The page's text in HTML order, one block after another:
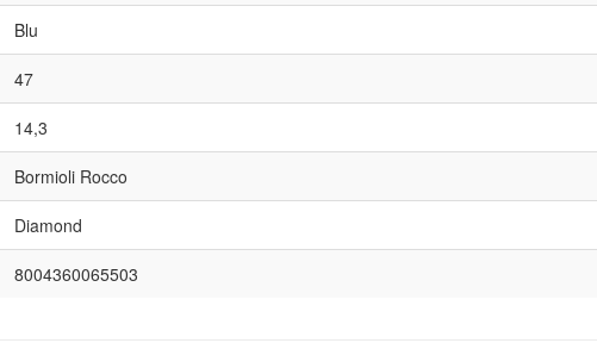
Blu
47
14,3
Bormioli Rocco
Diamond
8004360065503